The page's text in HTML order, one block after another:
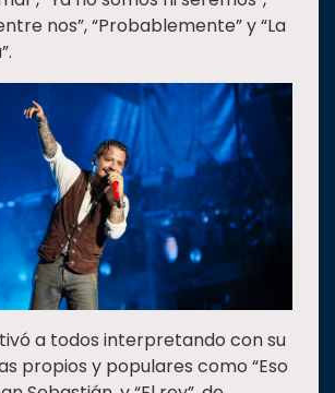
nos”, “Probablemente” y “La
a todos interpretando con su
propios y populares como “Eso